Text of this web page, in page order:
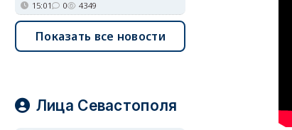
15:01 0 4349
Показать все новости
Лица Севастополя